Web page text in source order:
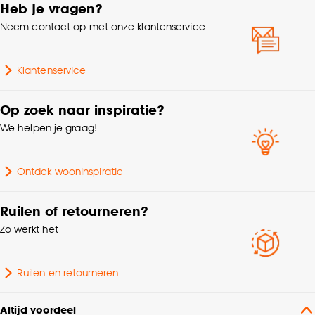
Goed om te weten is dat je deze keuze altijd nog
Hoogte 150 CM
Woonkamer, Eetkamer,
Kleurtint
Heb je vragen?
Neem contact op met onze klantenservice
Klantenservice
Op zoek naar inspiratie?
We helpen je graag!
Ontdek wooninspiratie
Ruilen of retourneren?
Zo werkt het
Ruilen en retourneren
Altijd voordeel